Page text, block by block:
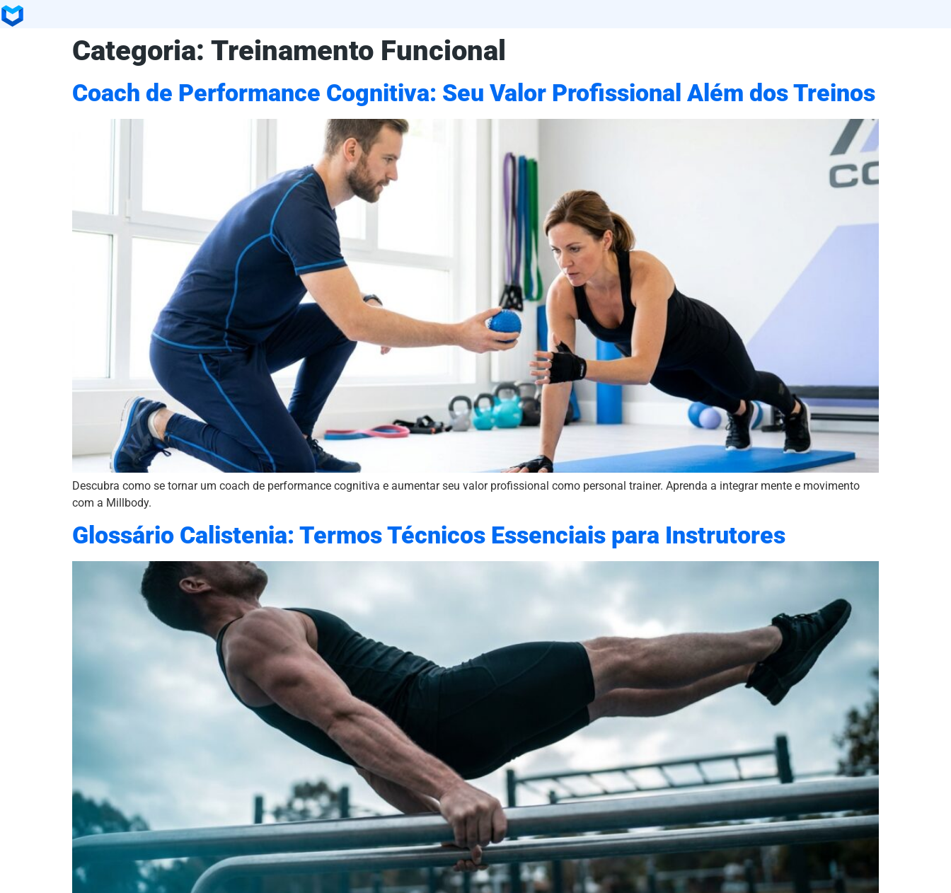
Categoria: Treinamento Funcional
Coach de Performance Cognitiva: Seu Valor Profissional Além dos Treinos
Descubra como se tornar um coach de performance cognitiva e aumentar seu valor profissional como personal trainer. Aprenda a integrar mente e movimento
com a Millbody.
Glossário Calistenia: Termos Técnicos Essenciais para Instrutores